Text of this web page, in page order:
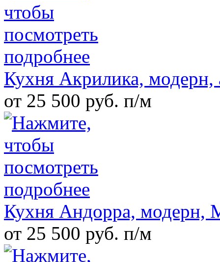
Кухня Акрилика, модерн,
от 25 500 руб. п/м
Кухня Андорра, модерн,
от 25 500 руб. п/м